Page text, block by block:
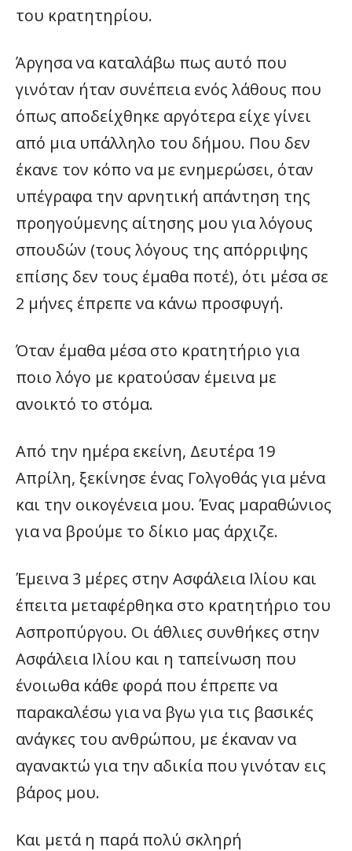
του κρατητηρίου.
Άργησα να καταλάβω πως αυτό που
γινόταν ήταν συνέπεια ενός λάθους που
όπως αποδείχθηκε αργότερα είχε γίνει
από μια υπάλληλο του δήμου. Που δεν
έκανε τον κόπο να με ενημερώσει, όταν
υπέγραφα την αρνητική απάντηση της
προηγούμενης αίτησης μου για λόγους
σπουδών (τους λόγους της απόρριψης
επίσης δεν τους έμαθα ποτέ), ότι μέσα σε
2 μήνες έπρεπε να κάνω προσφυγή.
Όταν έμαθα μέσα στο κρατητήριο για
ποιο λόγο με κρατούσαν έμεινα με
ανοικτό το στόμα.
Από την ημέρα εκείνη, Δευτέρα 19
Απρίλη, ξεκίνησε ένας Γολγοθάς για μένα
και την οικογένεια μου. Ένας μαραθώνιος
για να βρούμε το δίκιο μας άρχιζε.
Έμεινα 3 μέρες στην Ασφάλεια Ιλίου και
έπειτα μεταφέρθηκα στο κρατητήριο του
Ασπροπύργου. Οι άθλιες συνθήκες στην
Ασφάλεια Ιλίου και η ταπείνωση που
ένοιωθα κάθε φορά που έπρεπε να
παρακαλέσω για να βγω για τις βασικές
ανάγκες του ανθρώπου, με έκαναν να
αγανακτώ για την αδικία που γινόταν εις
βάρος μου.
Και μετά η παρά πολύ σκληρή